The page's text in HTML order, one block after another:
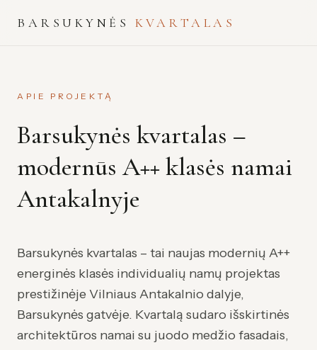
BARSUKYNĖS KVARTALAS
APIE PROJEKTĄ
Barsukynės kvartalas –
modernūs A++ klasės namai
Antakalnyje
Barsukynės kvartalas – tai naujas modernių A++
energinės klasės individualių namų projektas
prestižinėje Vilniaus Antakalnio dalyje,
Barsukynės gatvėje. Kvartalą sudaro išskirtinės
architektūros namai su juodo medžio fasadais,